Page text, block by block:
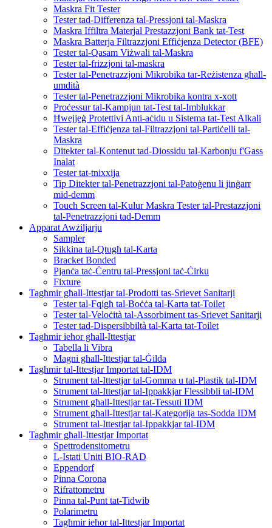
Maskra Fit Tester
Tester tad-Differenza tal-Pressjoni tal-Maskra
Maskra Iffiltra Materjal Prestazzjoni Bank tat-Test
Maskra Batterja Filtrazzjoni Effiċjenza Detector (BFE)
Tester tal-Qasam Viżwali tal-Maskra
Tester tal-frizzjoni tal-maskra
Tester tal-Penetrazzjoni Mikrobika tar-Reżistenza għall-
umdità
Tester tal-Penetrazzjoni Mikrobika kontra x-xott
Proċessur tal-Kampjun tat-Test tal-Imblukkar
Ħwejjeġ Protettivi Anti-aċidu u Sistema tat-Test Alkali
Tester tal-Effiċjenza tal-Filtrazzjoni tal-Partiċelli tal-
Maskra
Ditekter tal-Kontenut tad-Diossidu tal-Karbonju f'Gass
Inalat
Tester tat-tnixxija
Tip Ditekter tal-Penetrazzjoni tal-Patoġenu li jinġarr
mid-demm
Touch Screen tal-Kulur Maskra Tester tal-Prestazzjoni
tal-Penetrazzjoni tad-Demm
Apparat Awżiljarju
Sampler
Sikkina tal-Qtugħ tal-Karta
Bracket Bonded
Pjanċa taċ-Ċentru tal-Pressjoni taċ-Ċirku
Fixture
Tagħmir għall-Ittestjar tal-Prodotti tas-Srievet Sanitarji
Tester tal-Fqigħ tal-Boċċa tal-Karta tat-Toilet
Tester tal-Veloċità tal-Assorbiment tas-Srievet Sanitarji
Tester tad-Dispersibbiltà tal-Karta tat-Toilet
Tagħmir ieħor għall-Ittestjar
Tabella li Vibra
Magni għall-Ittestjar tal-Ġilda
Tagħmir tal-Ittestjar Importat tal-IDM
Strument tal-Ittestjar tal-Gomma u tal-Plastik tal-IDM
Strument tal-Ittestjar tal-Ippakkjar Flessibbli tal-IDM
Strument għall-Ittestjar tat-Tessuti IDM
Strument għall-Ittestjar tal-Kategorija tas-Sodda IDM
Strument tal-Ittestjar tal-Ippakkjar tal-IDM
Tagħmir għall-Ittestjar Importat
Spettrodensitometru
L-Istati Uniti BIO-RAD
Eppendorf
Pinna Corona
Rifrattometru
Pinna tal-Punt tat-Tidwib
Polarimetru
Tagħmir ieħor tal-Ittestjar Importat